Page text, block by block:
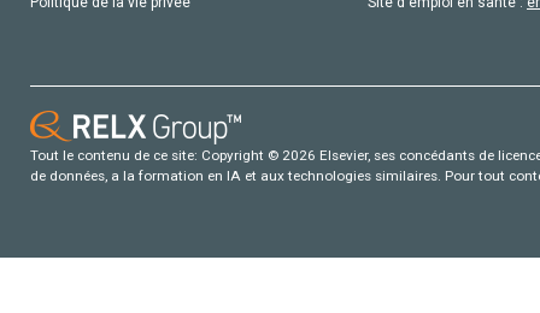
Tout le contenu de ce site: Copyright © 2026 Elsevier, ses concédants de
de données, a la formation en IA et aux technologies similaires. Pour tout